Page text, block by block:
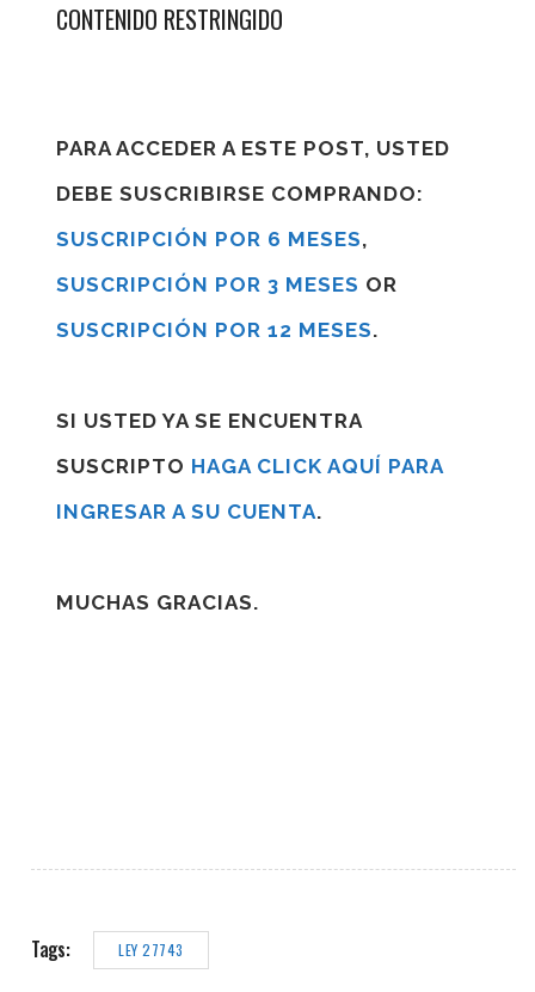
CONTENIDO RESTRINGIDO
PARA ACCEDER A ESTE POST, USTED
DEBE SUSCRIBIRSE COMPRANDO:
SUSCRIPCIÓN POR 6 MESES,
SUSCRIPCIÓN POR 3 MESES OR
SUSCRIPCIÓN POR 12 MESES.
SI USTED YA SE ENCUENTRA
SUSCRIPTO HAGA CLICK AQUÍ PARA
INGRESAR A SU CUENTA.
MUCHAS GRACIAS.
Tags: LEY 27743